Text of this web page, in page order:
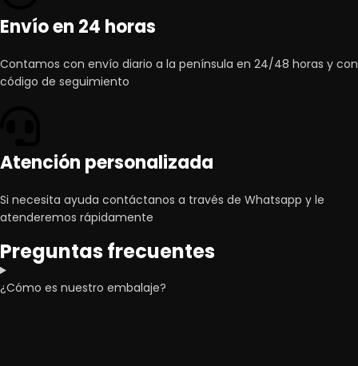
Envío en 24 horas
Contamos con envío diario a la península en 24/48 horas y con
código de seguimiento
Atención personalizada
Si necesita ayuda contáctanos a través de Whatsapp y le
atenderemos rápidamente
Preguntas frecuentes
¿Cómo es nuestro embalaje?